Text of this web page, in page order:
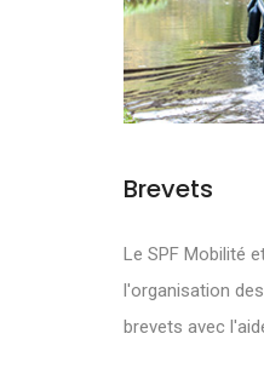
Brevets
Le SPF Mobilité
l'organisation
brevets avec